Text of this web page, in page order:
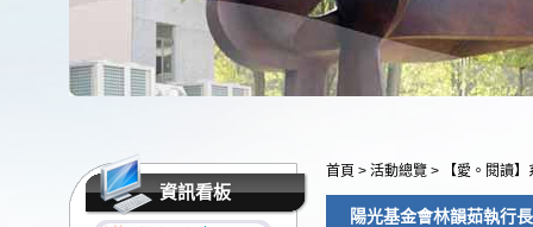
資訊看板
首頁 > 活動總覽 > 【愛。閱讀
陽光基金會林韻茹執行